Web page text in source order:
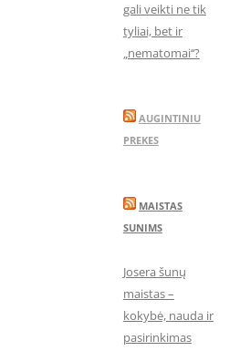
gali veikti ne tik
tyliai, bet ir
„nematomai‘‘?
AUGINTINIU
PREKES
MAISTAS
SUNIMS
Josera šunų
maistas –
kokybė, nauda ir
pasirinkimas